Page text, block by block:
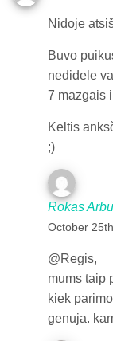
Nidoje
Buvo
nedidele
7 mazgais
Keltis
;)
Rokas
October
@Regis,
mums taip
kiek
genuja.